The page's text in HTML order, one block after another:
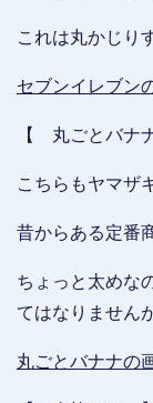
これは丸かじり
セブンイレブン
【 丸ごとバナ
こちらもヤマザ
昔からある定番
ちょっと太めな
てはなりません
丸ごとバナナの